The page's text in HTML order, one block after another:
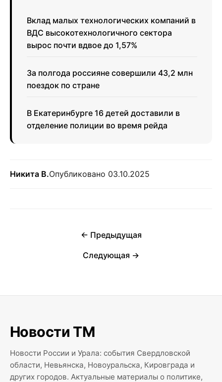
Вклад малых технологических компаний в
ВДС высокотехнологичного сектора
вырос почти вдвое до 1,57%
За полгода россияне совершили 43,2 млн
поездок по стране
В Екатеринбурге 16 детей доставили в
отделение полиции во время рейда
Никита В.Опубликовано 03.10.2025
← Предыдущая
Следующая →
Новости ТМ
Новости России и Урала: события Свердловской
области, Невьянска, Новоуральска, Кировграда и
других городов. Актуальные материалы о политике,